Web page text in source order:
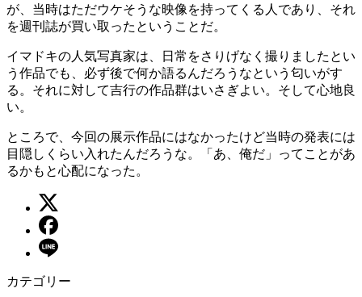
が、当時はただウケそうな映像を持ってくる人であり、それ
を週刊誌が買い取ったということだ。
イマドキの人気写真家は、日常をさりげなく撮りましたとい
う作品でも、必ず後で何か語るんだろうなという匂いがす
る。それに対して吉行の作品群はいさぎよい。そして心地良
い。
ところで、今回の展示作品にはなかったけど当時の発表には
目隠しくらい入れたんだろうな。「あ、俺だ」ってことがあ
るかもと心配になった。
カテゴリー